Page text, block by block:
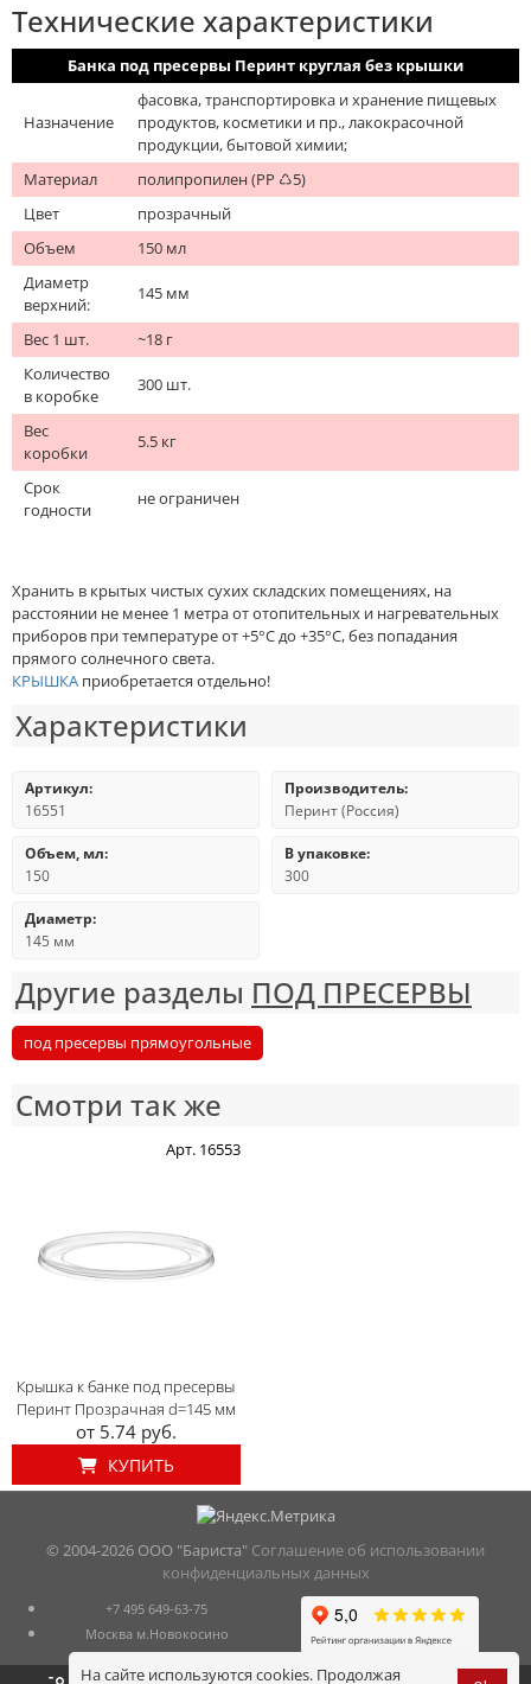
Технические характеристики
Банка под пресервы Перинт круглая без крышки
Назначение
фасовка, транспортировка и хранение пищевых
продуктов, косметики и пр., лакокрасочной
продукции, бытовой химии;
Материал
полипропилен (PP ♺5)
Цвет
прозрачный
Объем
150 мл
Диаметр
верхний:
145 мм
Вес 1 шт.
~18 г
Количество
в коробке
300 шт.
Вес
коробки
5.5 кг
Срок
годности
не ограничен
Хранить в крытых чистых сухих складских помещениях, на
расстоянии не менее 1 метра от отопительных и нагревательных
приборов при температуре от +5°C до +35°C, без попадания
прямого солнечного света.
КРЫШКА приобретается отдельно!
Характеристики
Артикул:
16551
Производитель:
Перинт (Россия)
Объем, мл:
150
В упаковке:
300
Диаметр:
145 мм
Другие разделы ПОД ПРЕСЕРВЫ
под пресервы прямоугольные
Смотри так же
Арт. 16553
Крышка к банке под пресервы
Перинт Прозрачная d=145 мм
от 5.74 руб.
КУПИТЬ
© 2004-2026 ООО "Бариста" Соглашение об использовании
конфиденциальных данных
+7 495 649-63-75
Москва м.Новокосино
На сайте используются cookies. Продолжая